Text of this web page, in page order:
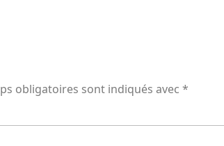
obligatoires sont indiqués avec *